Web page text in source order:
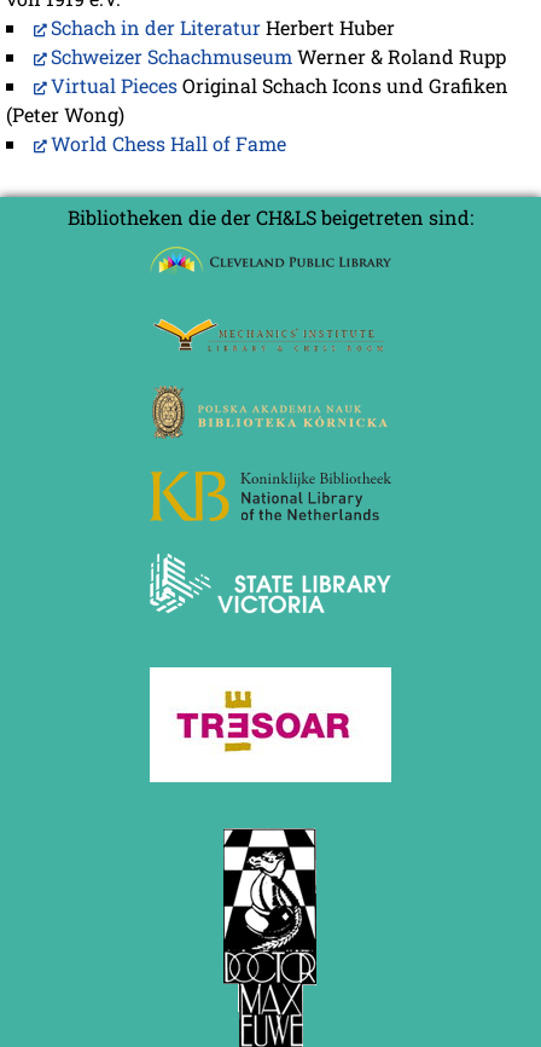
Schach in der LiteraturHerbert Huber
Schweizer Schachmuseum Werner & Roland Rupp
Virtual PiecesOriginal Schach Icons und Grafiken
(Peter Wong)
World Chess Hall of Fame
Bibliotheken die der CH&LS beigetreten sind: